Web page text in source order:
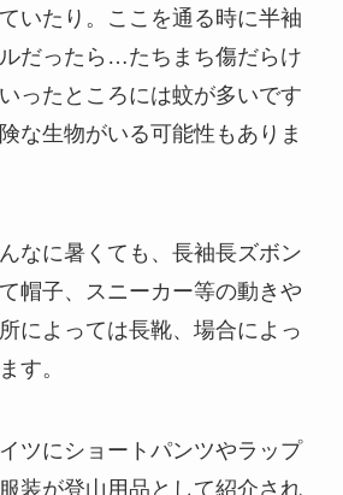
いたり。ここを通る時に半袖
だったら…たちまち傷だらけ
ったところには蚊が多いです
な生物がいる可能性もありま
なに暑くても、長袖長ズボン
帽子、スニーカー等の動きや
によっては長靴、場合によっ
す。
ツにショートパンツやラップ
装が登山用品として紹介され